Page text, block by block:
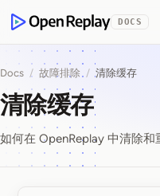
OpenReplay
DOCS
Docs / 故障排除 / 清除缓存
清除缓存
如何在 OpenReplay 中清除和